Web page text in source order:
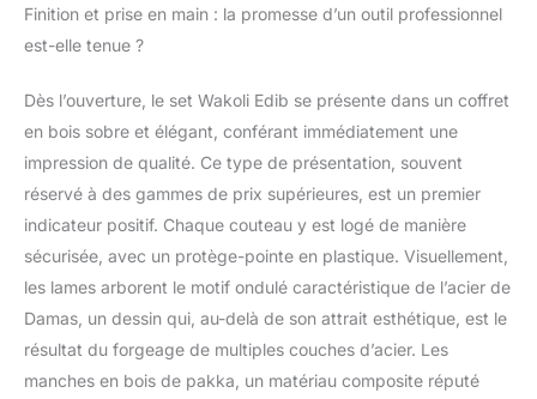
cm, lame : 12,5 cm) et
set est idéal pour
toutes les tâches en
cuisine, de la
préparation des
découpe précise des
fruits. Parfait pour les
professionnels et les
passionnés de cuisine !
SUPÉRIEUR ET
DURABILITÉ
Finition et prise en main : la promesse d’un outil professionnel
est-elle tenue ?
Dès l’ouverture, le set Wakoli Edib se présente dans un coffret
en bois sobre et élégant, conférant immédiatement une
impression de qualité. Ce type de présentation, souvent
réservé à des gammes de prix supérieures, est un premier
indicateur positif. Chaque couteau y est logé de manière
sécurisée, avec un protège-pointe en plastique. Visuellement,
les lames arborent le motif ondulé caractéristique de l’acier de
Damas, un dessin qui, au-delà de son attrait esthétique, est le
résultat du forgeage de multiples couches d’acier. Les
manches en bois de pakka, un matériau composite réputé